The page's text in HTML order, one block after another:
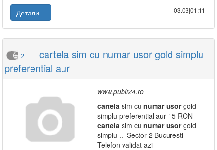
Детали...
03.03|01:11
2
cartela sim cu numar usor gold simplu
preferential aur
www.publi24.ro
cartela sim cu numar usorgold
simplu preferential aur 15 RON
cartela sim cu numar usorgold
simplu ... Sector 2 Bucuresti
Telefon validat azi